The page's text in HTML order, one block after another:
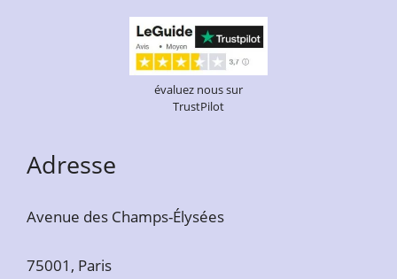
évaluez nous sur
TrustPilot
Adresse
Avenue des Champs-Élysées
75001, Paris